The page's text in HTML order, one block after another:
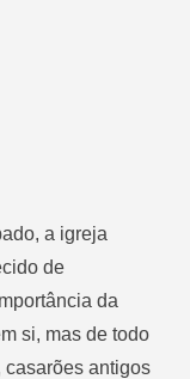
a igreja
de
da
si, mas de todo
casarões antigos